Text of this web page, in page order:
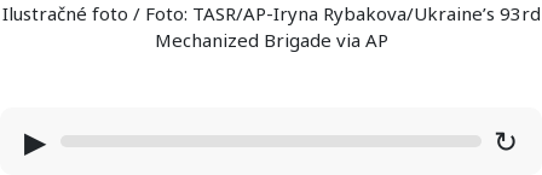
Ilustračné foto / Foto: TASR/AP-Iryna Rybakova/Ukraine’s 93rd
Mechanized Brigade via AP
▶ ↻